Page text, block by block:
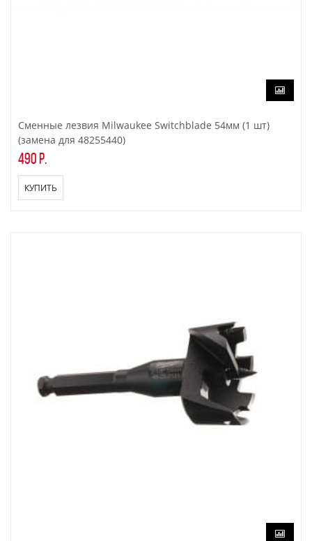
Сменные лезвия Milwaukee Switchblade 54мм (1 шт)
(замена для 48255440)
490 р.
КУПИТЬ